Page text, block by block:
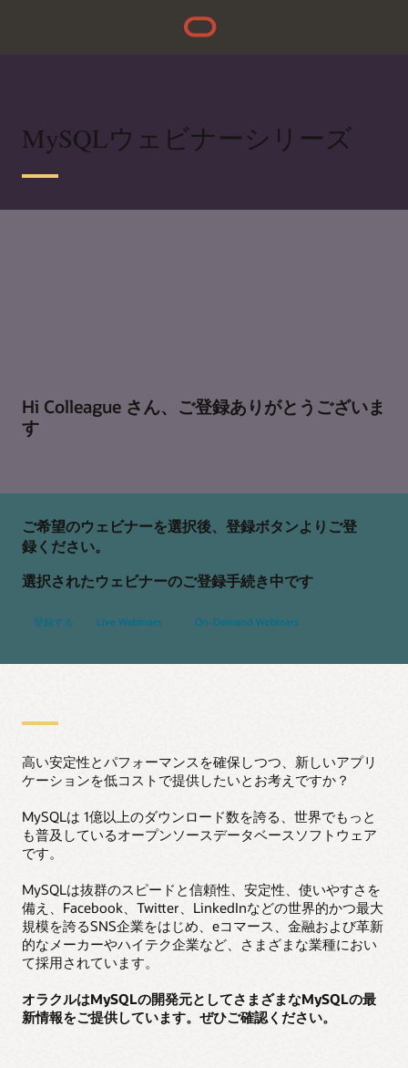
MySQLウェビナーシリーズ
Hi Colleague さん、ご登録ありがとうございま
す
ご希望のウェビナーを選択後、登録ボタンよりご登
録ください。
選択されたウェビナーのご登録手続き中です
登録する Live Webinars On-Demand Webinars
高い安定性とパフォーマンスを確保しつつ、新しいアプリ
ケーションを低コストで提供したいとお考えですか？
MySQLは 1億以上のダウンロード数を誇る、世界でもっと
も普及しているオープンソースデータベースソフトウェア
です。
MySQLは抜群のスピードと信頼性、安定性、使いやすさを
備え、Facebook、Twitter、LinkedInなどの世界的かつ最大
規模を誇るSNS企業をはじめ、eコマース、金融および革新
的なメーカーやハイテク企業など、さまざまな業種におい
て採用されています。
オラクルはMySQLの開発元としてさまざまなMySQLの最
新情報をご提供しています。ぜひご確認ください。